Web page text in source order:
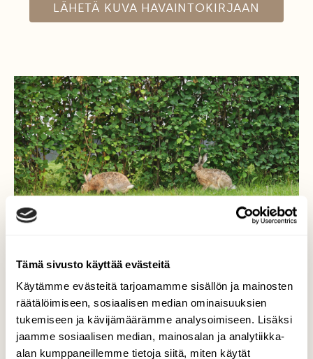
Tämä sivusto käyttää evästeitä
Käytämme evästeitä tarjoamamme sisällön ja mainosten
räätälöimiseen, sosiaalisen median ominaisuuksien
tukemiseen ja kävijämäärämme analysoimiseen. Lisäksi
jaamme sosiaalisen median, mainosalan ja analytiikka-
alan kumppaneillemme tietoja siitä, miten käytät
LÄHETÄ KUVA HAVAINTOKIRJAAN
Rusakot
Varhaisena aamuna näin kaksi rusakkoa
pensasaidan vieressä Marjalassa.